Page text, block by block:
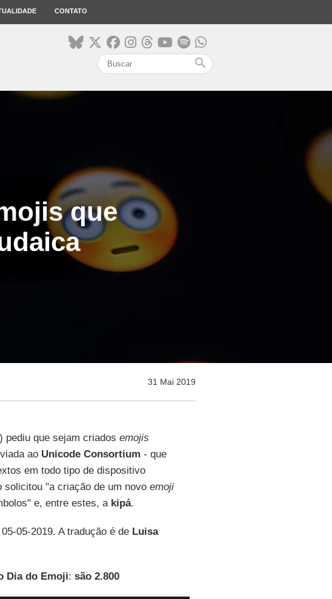
CONTATO
search
que
31 Mai 2019
pediu que sejam criados emojis
ao Unicode Consortium - que
em todo tipo de dispositivo
"a criação de um novo emoji
e, entre estes, a kipá.
05-2019. A tradução é deLuisa
Dia do Emoji: são 2.800